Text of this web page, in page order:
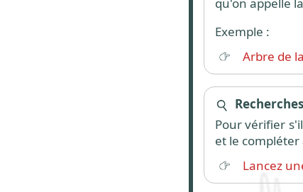
Exemple :
Arbre de
Pour vérifier
et le compléter
Lancez